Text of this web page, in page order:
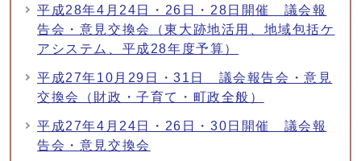
平成28年4月24日・26日・28日開催 議会報
告会・意見交換会（東大跡地活用、地域包括ケ
アシステム、平成28年度予算）
平成27年10月29日・31日 議会報告会・意見
交換会（財政・子育て・町政全般）
平成27年4月24日・26日・30日開催 議会報
告会・意見交換会